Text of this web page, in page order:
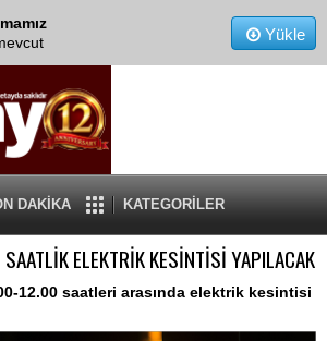
Yükle
DAKİKA KATEGORİLER
SAATLİK ELEKTRİK KESİNTİSİ YAPILACAK
12.00 saatleri arasında elektrik kesintisi